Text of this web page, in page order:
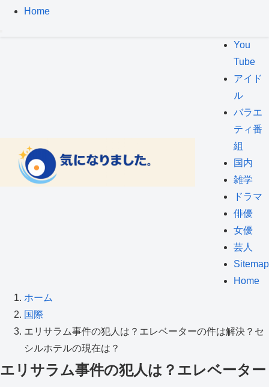
Home
You
Tube
アイド
ル
バラエ
ティ番
組
国内
雑学
ドラマ
俳優
女優
芸人
Sitemap
Home
ホーム
国際
エリサラム事件の犯人は？エレベーターの件は解決？セ
シルホテルの現在は？
エリサラム事件の犯人は？エレベーター